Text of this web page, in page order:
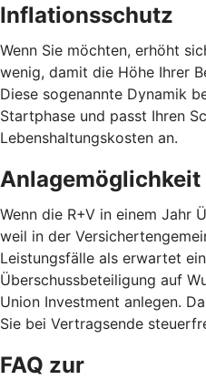
Inflationsschutz
Wenn Sie möchten, erhöht
wenig, damit die Höhe Ihrer
Diese sogenannte Dynamik
Startphase und passt Ihren
Lebenshaltungskosten an.
Anlagemöglichkeit
Wenn die R+V in einem Jahr
weil in der
Leistungsfälle als erwartet
Überschussbeteiligung auf
Union Investment anlegen.
Sie bei Vertragsende
FAQ zur